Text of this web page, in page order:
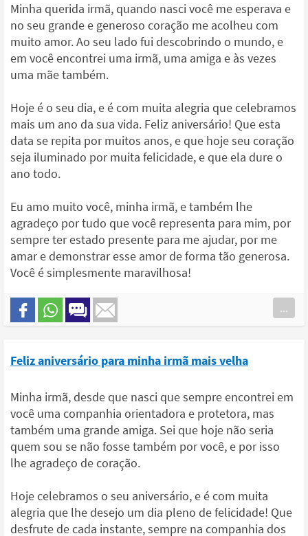
Minha querida irmã, quando nasci você me esperava e
no seu grande e generoso coração me acolheu com
muito amor. Ao seu lado fui descobrindo o mundo, e
em você encontrei uma irmã, uma amiga e às vezes
uma mãe também.
Hoje é o seu dia, e é com muita alegria que celebramos
mais um ano da sua vida. Feliz aniversário! Que esta
data se repita por muitos anos, e que hoje seu coração
seja iluminado por muita felicidade, e que ela dure o
ano todo.
Eu amo muito você, minha irmã, e também lhe
agradeço por tudo que você representa para mim, por
sempre ter estado presente para me ajudar, por me
amar e demonstrar esse amor de forma tão generosa.
Você é simplesmente maravilhosa!
...
Feliz aniversário para minha irmã mais velha
Minha irmã, desde que nasci que sempre encontrei em
você uma companhia orientadora e protetora, mas
também uma grande amiga. Sei que hoje não seria
quem sou se não fosse também por você, e por isso
lhe agradeço de coração.
Hoje celebramos o seu aniversário, e é com muita
alegria que lhe desejo um dia pleno de felicidade! Que
desfrute de cada instante, sempre na companhia dos